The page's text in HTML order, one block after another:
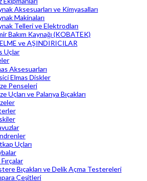
Aksesuarları ve Kimyasalları
Makinaları
Telleri ve Elektrodları
Bakım Kaynağı (KOBATEK)
ve AŞINDIRICILAR
Uçlar
Aksesuarları
Elmas Diskler
Penseleri
Uçları ve Palanya Bıçakları
Uçları
Bıçakları ve Delik Açma Testereleri
Çeşitleri